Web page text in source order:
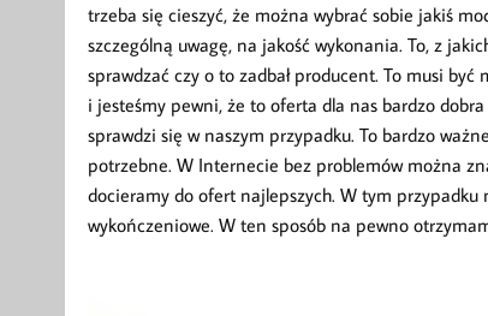
trzeba się cieszyć, że można wybrać sobie jakiś
szczególną uwagę, na jakość wykonania. To, z
sprawdzać czy o to zadbał producent. To musi
i jesteśmy pewni, że to oferta dla nas bardzo
sprawdzi się w naszym przypadku. To bardzo
potrzebne. W Internecie bez problemów można
docieramy do ofert najlepszych. W tym
wykończeniowe. W ten sposób na pewno